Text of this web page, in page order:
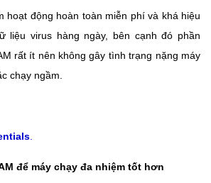
hoạt động hoàn toàn miễn phí và khá hiệu
liệu virus hàng ngày, bên cạnh đó phần
rất ít nên không gây tình trạng nặng máy
chạy ngầm.
để máy chạy đa nhiệm tốt hơn